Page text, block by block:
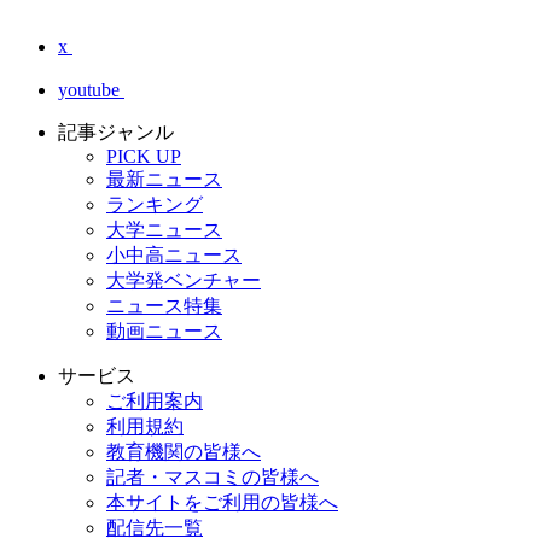
x
youtube
記事ジャンル
PICK UP
最新ニュース
ランキング
大学ニュース
小中高ニュース
大学発ベンチャー
ニュース特集
動画ニュース
サービス
ご利用案内
利用規約
教育機関の皆様へ
記者・マスコミの皆様へ
本サイトをご利用の皆様へ
配信先一覧